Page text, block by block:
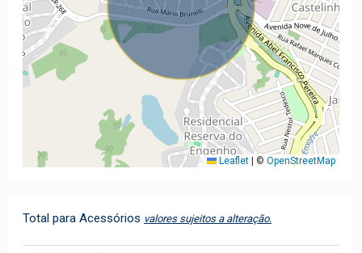
Leaflet © OpenStreetMap
Total para Acessórios valores sujeitos a alteração.